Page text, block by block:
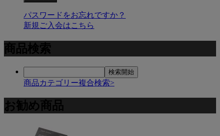
パスワードをお忘れですか？
新規ご入会はこちら
商品検索
商品カテゴリー複合検索>
お勧め商品